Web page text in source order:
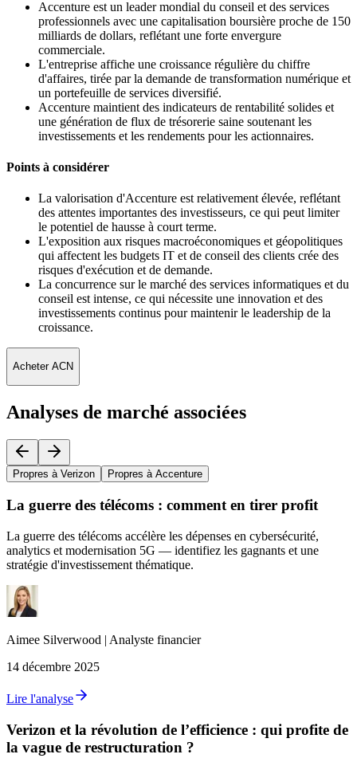
Accenture est un leader mondial du conseil et des services
professionnels avec une capitalisation boursière proche de 150
milliards de dollars, reflétant une forte envergure
commerciale.
L'entreprise affiche une croissance régulière du chiffre
d'affaires, tirée par la demande de transformation numérique et
un portefeuille de services diversifié.
Accenture maintient des indicateurs de rentabilité solides et
une génération de flux de trésorerie saine soutenant les
investissements et les rendements pour les actionnaires.
Points à considérer
La valorisation d'Accenture est relativement élevée, reflétant
des attentes importantes des investisseurs, ce qui peut limiter
le potentiel de hausse à court terme.
L'exposition aux risques macroéconomiques et géopolitiques
qui affectent les budgets IT et de conseil des clients crée des
risques d'exécution et de demande.
La concurrence sur le marché des services informatiques et du
conseil est intense, ce qui nécessite une innovation et des
investissements continus pour maintenir le leadership de la
croissance.
Acheter ACN
Analyses de marché associées
Propres à Verizon Propres à Accenture
La guerre des télécoms : comment en tirer profit
La guerre des télécoms accélère les dépenses en cybersécurité,
analytics et modernisation 5G — identifiez les gagnants et une
stratégie d'investissement thématique.
Aimee Silverwood | Analyste financier
14 décembre 2025
Lire l'analyse
Verizon et la révolution de l’efficience : qui profite de
la vague de restructuration ?